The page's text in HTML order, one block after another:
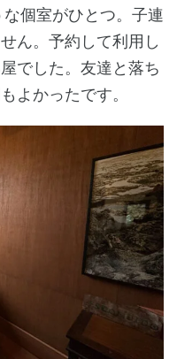
個室がひとつ。子連
ん。予約して利用し
でした。友達と落ち
よかったです。